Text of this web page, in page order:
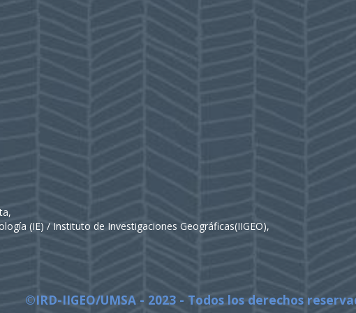
(IE) / Instituto de Investigaciones Geográficas(IIGEO),
©IRD-IIGEO/UMSA - 2023 - Todos los derechos